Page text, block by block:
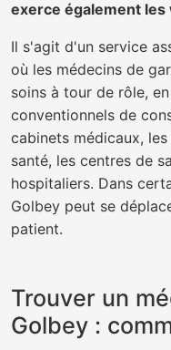
exerce également
Il s'agit d'un service
où les médecins de
soins à tour de rôle,
conventionnels de
cabinets médicaux,
santé, les centres de
hospitaliers. Dans
Golbey peut se
patient.
Trouver un
Golbey :